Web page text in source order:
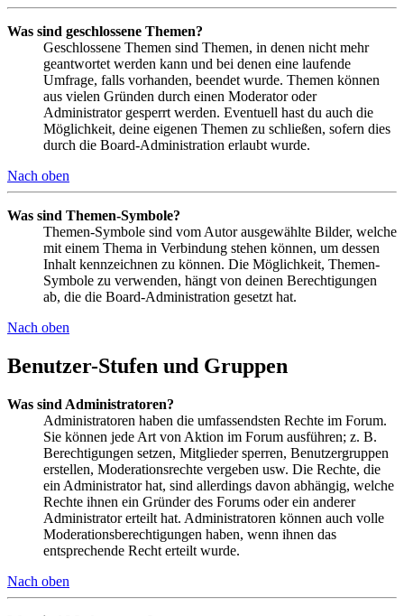
Was sind geschlossene Themen?
Geschlossene Themen sind Themen, in denen nicht mehr
geantwortet werden kann und bei denen eine laufende
Umfrage, falls vorhanden, beendet wurde. Themen können
aus vielen Gründen durch einen Moderator oder
Administrator gesperrt werden. Eventuell hast du auch die
Möglichkeit, deine eigenen Themen zu schließen, sofern dies
durch die Board-Administration erlaubt wurde.
Nach oben
Was sind Themen-Symbole?
Themen-Symbole sind vom Autor ausgewählte Bilder, welche
mit einem Thema in Verbindung stehen können, um dessen
Inhalt kennzeichnen zu können. Die Möglichkeit, Themen-
Symbole zu verwenden, hängt von deinen Berechtigungen
ab, die die Board-Administration gesetzt hat.
Nach oben
Benutzer-Stufen und Gruppen
Was sind Administratoren?
Administratoren haben die umfassendsten Rechte im Forum.
Sie können jede Art von Aktion im Forum ausführen; z. B.
Berechtigungen setzen, Mitglieder sperren, Benutzergruppen
erstellen, Moderationsrechte vergeben usw. Die Rechte, die
ein Administrator hat, sind allerdings davon abhängig, welche
Rechte ihnen ein Gründer des Forums oder ein anderer
Administrator erteilt hat. Administratoren können auch volle
Moderationsberechtigungen haben, wenn ihnen das
entsprechende Recht erteilt wurde.
Nach oben